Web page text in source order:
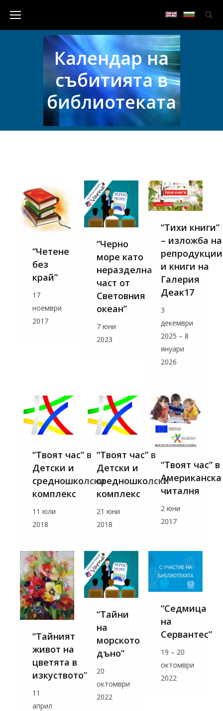
Календар на
събитията в
библиотеката
“Четене
без
край”
17
ноември
2017
“Черно
море като
неразделна
част от
Световния
океан”
7 юни
2023
“Тихи книги”
– изложба на
репродукции
и книги на
Галерия
Деак17
3
декември
2025 – 8
януари
2026
“Твоят час” в
Детски и
средношколски
комплекс
11 юли
2018
“Твоят час” в
Детски и
средношколски
комплекс
21 юни
2018
“Твоят час” в
Американска
читалня
2 юни
2017
“Тайният
живот на
цветята в
изкуството”
11
април
“Тайни
на
морското
дъно”
20
октомври
2022
“Седмица
на
Сервантес”
19 – 20
октомври
2022